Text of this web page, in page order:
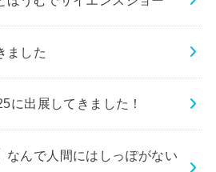
ました
に出展してきました！
なんで人間にはしっぽがない